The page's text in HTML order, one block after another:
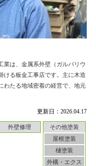
更新日：2026.04.17
外壁修理
その他塗装
屋根塗装
樋塗装
外構・エクス
業は、金属系外壁（ガルバリウ
ける板金工事店です。主に木造
わたる地域密着の経営で、地元